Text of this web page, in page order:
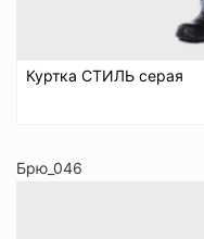
Куртка СТИЛЬ серая
Брю_046